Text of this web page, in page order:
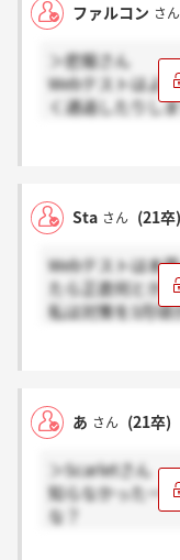
私の場合は分か
能性が高い）
ファルコン さん
＞悲報さん
Webテストはよ
く通過したりし
検査があって内
はせずに正々堂
Sta さん (21卒)
Webテストは本
たら正直何とか
私は対策を3月頃
基本的にSPIや
例え大手企業で
り多くの企業で
テストセンター
い、問題数に圧
あ さん (21卒)
＞Scarletさん
知らなかったー
な？